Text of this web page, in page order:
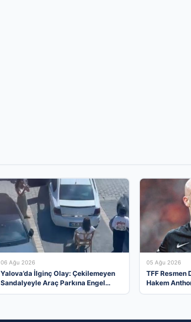
06 Ağu 2026
Yalova’da İlginç Olay: Çekilemeyen
Sandalyeyle Araç Parkına Engel
05 Ağu 2026
TFF Resmen
Hakem